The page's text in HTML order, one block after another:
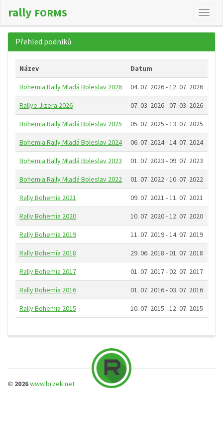
Změna
rally FORMS
Přehled podniků
Název Datum
Bohemia Rally Mladá Boleslav 2026 04. 07. 2026 - 12. 07. 2026
Rallye Jizera 2026 07. 03. 2026 - 07. 03. 2026
Bohemia Rally Mladá Boleslav 2025 05. 07. 2025 - 13. 07. 2025
Bohemia Rally Mladá Boleslav 2024 06. 07. 2024 - 14. 07. 2024
Bohemia Rally Mladá Boleslav 2023 01. 07. 2023 - 09. 07. 2023
Bohemia Rally Mladá Boleslav 2022 01. 07. 2022 - 10. 07. 2022
Rally Bohemia 2021 09. 07. 2021 - 11. 07. 2021
Rally Bohemia 2020 10. 07. 2020 - 12. 07. 2020
Rally Bohemia 2019 11. 07. 2019 - 14. 07. 2019
Rally Bohemia 2018 29. 06. 2018 - 01. 07. 2018
Rally Bohemia 2017 01. 07. 2017 - 02. 07. 2017
Rally Bohemia 2016 01. 07. 2016 - 03. 07. 2016
Rally Bohemia 2015 10. 07. 2015 - 12. 07. 2015
© 2026www.brzek.net